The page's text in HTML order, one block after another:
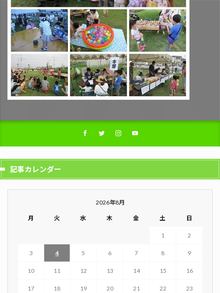
記事カレンダー
2026年8月
月 火 水 木 金 土 日
1 2
3 4 5 6 7 8 9
10 11 12 13 14 15 16
17 18 19 20 21 22 23